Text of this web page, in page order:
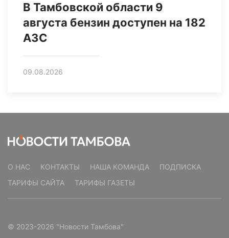
В Тамбовской области 9
августа бензин доступен на 182
АЗС
09.08.2026
О НАС КОНТАКТЫ НАША КОМАНДА
ПОДПИСКА
ТАРИФЫ САЙТА
ТАРИФЫ ГАЗЕТЫ
© 2023-2026 "Новости Тамбова"